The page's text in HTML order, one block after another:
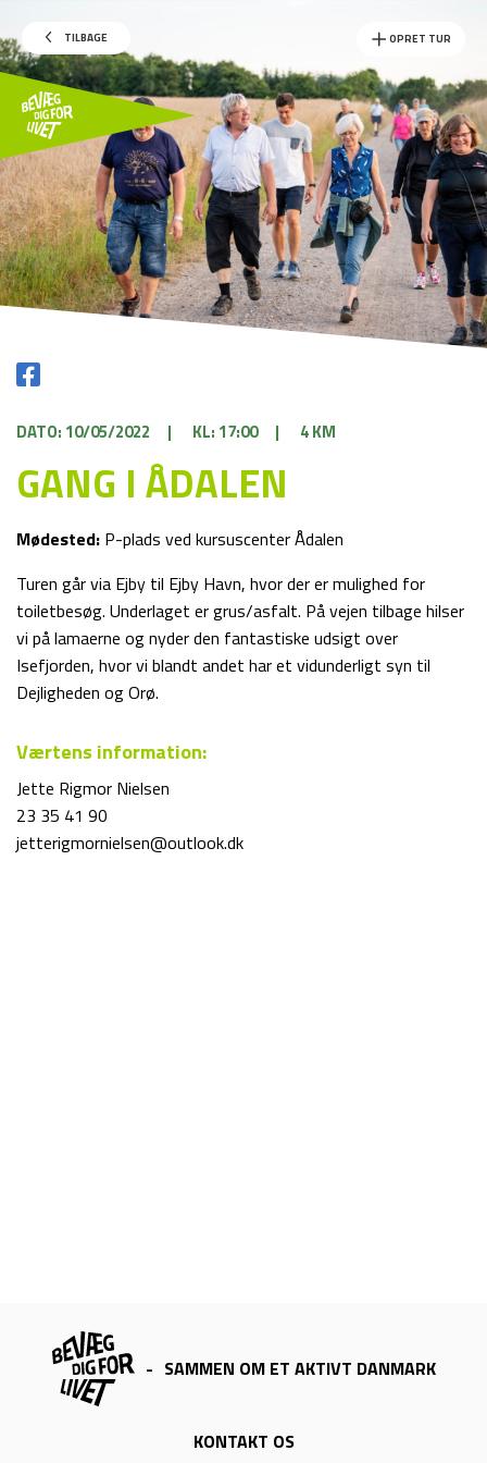
TILBAGE OPRET TUR
DATO: 10/05/2022 | KL: 17:00 | 4 KM
GANG I ÅDALEN
Mødested: P-plads ved kursuscenter Ådalen
Turen går via Ejby til Ejby Havn, hvor der er mulighed for
toiletbesøg. Underlaget er grus/asfalt. På vejen tilbage hilser
vi på lamaerne og nyder den fantastiske udsigt over
Isefjorden, hvor vi blandt andet har et vidunderligt syn til
Dejligheden og Orø.
Værtens information:
Jette Rigmor Nielsen
23 35 41 90
jetterigmornielsen@outlook.dk
- SAMMEN OM ET AKTIVT DANMARK
KONTAKT OS